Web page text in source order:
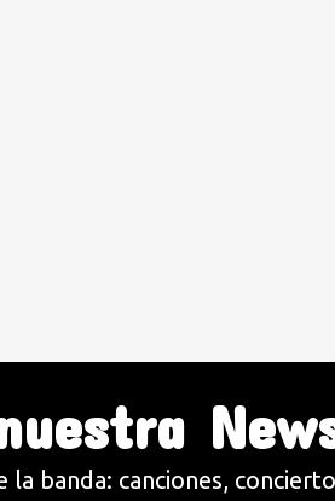
banda: canciones,